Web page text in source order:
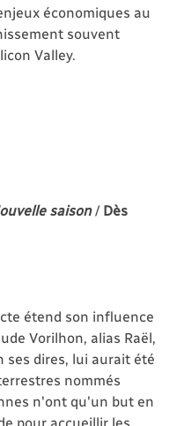
économiques au
souvent
Valley.
saison /Dès
étend son influence
Vorilhon, alias Raël,
ses dires, lui aurait été
nommés
n'ont qu'un but en
pour accueillir les